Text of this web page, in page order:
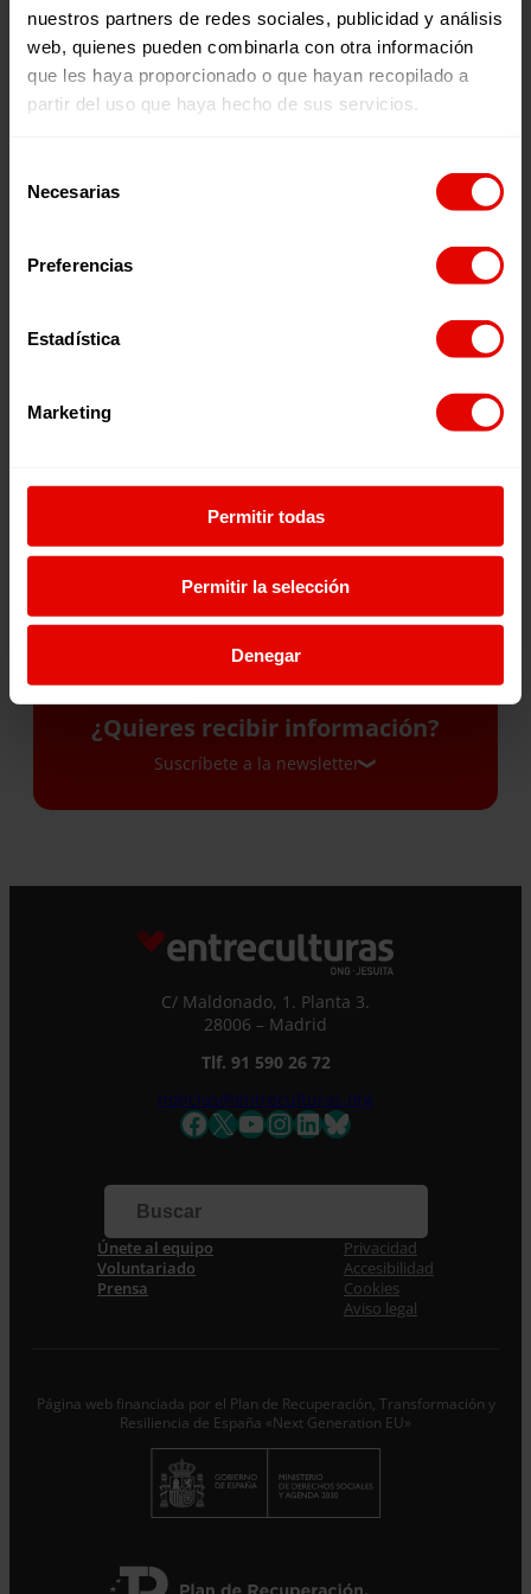
nuestros partners de redes sociales, publicidad y análisis
web, quienes pueden combinarla con otra información
que les haya proporcionado o que hayan recopilado a
partir del uso que haya hecho de sus servicios.
Necesarias
Preferencias
Estadística
Marketing
Permitir todas
Permitir la selección
Denegar
centro educativo pueda poner en marcha la actividad de
manera autónoma. Por eso,¡no dudes en disfrutar de
ella!
Noticia
AL FRENTE DEL SECTOR
UNA COLMENA PARA
HISTORIA DE MARY EN
28 Julio 2026
¿Quieres recibir información?
Suscríbete a la newsletter
y los correos puntuales en los que te
ofrecemos información, no dejes de completar
este formulario. Al instante, te daremos de
alta en nuestra base de datos y podrás estar
al tanto de todas las novedades.
Correo electrónico *
Acepto laPolítica de Privacidad*
Desde ENTRECULTURAS FE Y ALEGRÍA ESPAÑA
trataremos los datos aportados en calidad de
Responsable del tratamiento con la finalidad de…Seguir
C/ Maldonado, 1. Planta 3.
28006 – Madrid
Tlf. 91 590 26 72
noticias@entreculturas.org
Facebook
X YouTube
Instagram
LinkedIn
Bluesky
Únete al equipo
Voluntariado
Prensa
Privacidad
Accesibilidad
Cookies
Aviso legal
Página web financiada por el Plan de Recuperación, Transformación y
Resiliencia de España «Next Generation EU»